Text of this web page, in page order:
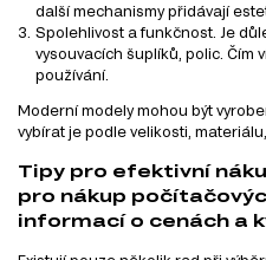
další mechanismy přidávají
Spolehlivost a funkčnost. Je
vysouvacích šuplíků, polic. Čím
používání.
Moderní modely mohou být
vybírat je podle velikosti,
Tipy pro efektivní
pro nákup
informací o cenách a